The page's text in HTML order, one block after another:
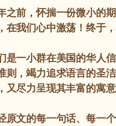
之前，怀揣一份微小的
在我们心中激荡！终于
是一小群在美国的华人
则，竭力追求语言的圣
又尽力呈现其丰富的寓
原文的每一句话、每一